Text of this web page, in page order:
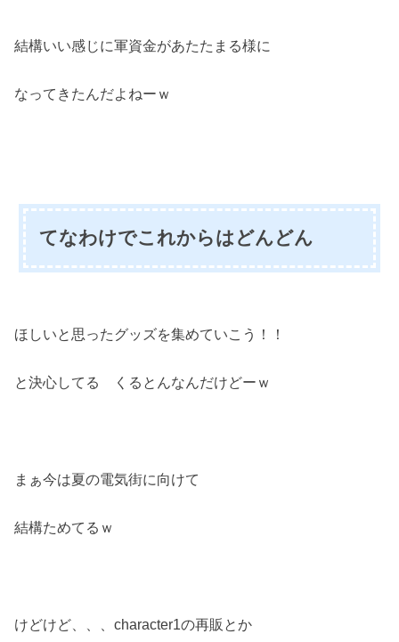
結構いい感じに軍資金があたたまる様に
なってきたんだよねーｗ
てなわけでこれからはどんどん
ほしいと思ったグッズを集めていこう！！
と決心してる くるとんなんだけどーｗ
まぁ今は夏の電気街に向けて
結構ためてるｗ
けどけど、、、character1の再販とか